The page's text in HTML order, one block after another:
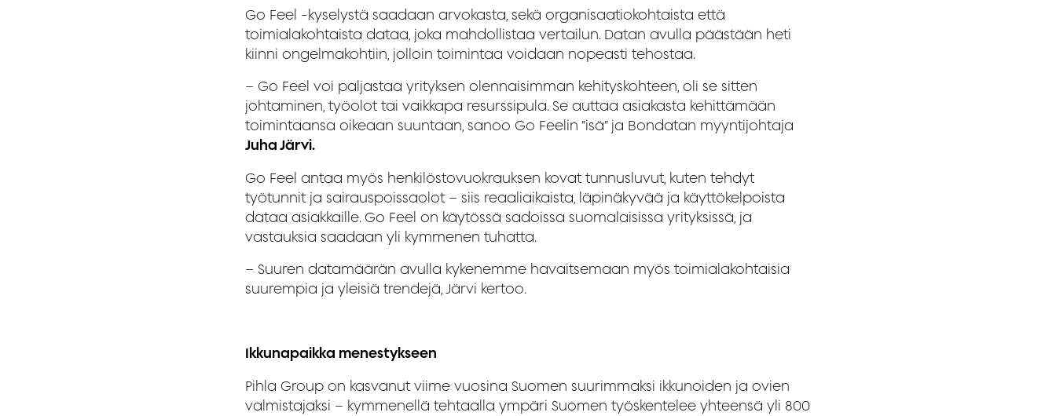
Go Feel -kyselystä saadaan arvokasta, sekä organisaatiokohtaista että
toimialakohtaista dataa, joka mahdollistaa vertailun. Datan avulla päästään heti
kiinni ongelmakohtiin, jolloin toimintaa voidaan nopeasti tehostaa.
– Go Feel voi paljastaa yrityksen olennaisimman kehityskohteen, oli se sitten
johtaminen, työolot tai vaikkapa resurssipula. Se auttaa asiakasta kehittämään
toimintaansa oikeaan suuntaan, sanoo Go Feelin ”isä” ja Bondatan myyntijohtaja
Juha Järvi.
Go Feel antaa myös henkilöstovuokrauksen kovat tunnusluvut, kuten tehdyt
työtunnit ja sairauspoissaolot – siis reaaliaikaista, läpinäkyvää ja käyttökelpoista
dataa asiakkaille. Go Feel on käytössä sadoissa suomalaisissa yrityksissä, ja
vastauksia saadaan yli kymmenen tuhatta.
– Suuren datamäärän avulla kykenemme havaitsemaan myös toimialakohtaisia
suurempia ja yleisiä trendejä, Järvi kertoo.
Ikkunapaikka menestykseen
Pihla Group on kasvanut viime vuosina Suomen suurimmaksi ikkunoiden ja ovien
valmistajaksi – kymmenellä tehtaalla ympäri Suomen työskentelee yhteensä yli 800